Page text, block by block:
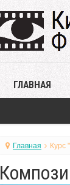
ГЛАВНАЯ
Главная Курс